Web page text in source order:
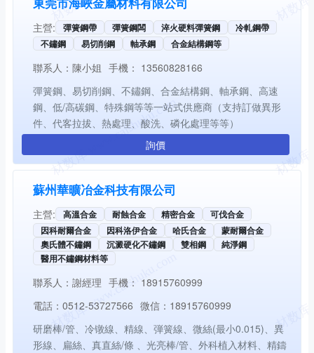
主營: 彈簧鋼帶 彈簧鋼闆 淬火硬料彈簧鋼
冷軋鋼帶
不鏽鋼
易切削鋼 軸承鋼 合金結構鋼等
聯系人： 陳小姐 手機： 13560828166
彈簧鋼、易切削鋼、不鏽鋼、合金結構鋼、軸承鋼、高速
鋼、低/高碳鋼、特殊鋼等等一站式供應商（支持訂做異形
件、代客拉拔、熱處理、酸洗、磷化處理等等）
詢價
蘇州華曠冶金科技有限公司
主營: 高溫合金 耐蝕合金 精密合金
可伐合金
因科耐爾合金
因科洛伊合金 哈氏合金
蒙耐爾合金
奧氏體不鏽鋼
沉澱硬化不鏽鋼 雙相鋼
純淨鋼
醫用不鏽鋼材料等
聯系人： 謝經理 手機： 18915760999
電話： 0512-53727566 微信： 18915760999
研磨棒/管、冷镦線、精線、弾簧線、微絲(最小0.015)、異
形線、扁絲、真直絲/條 、光亮棒/管、外科植入材料、精鑄